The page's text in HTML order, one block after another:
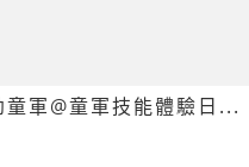
童軍@童軍技能體驗日...